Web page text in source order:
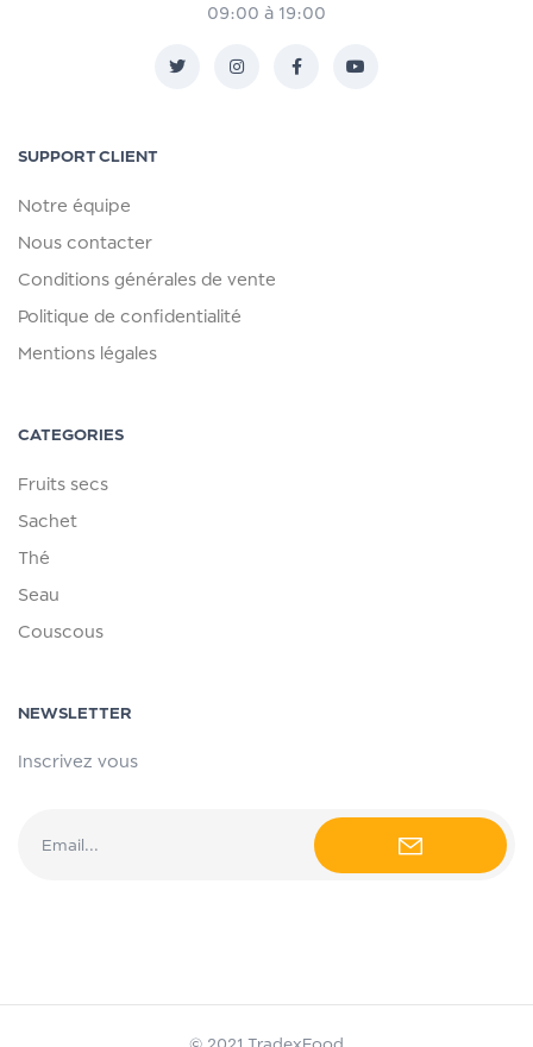
09:00 à 19:00
SUPPORT CLIENT
Notre équipe
Nous contacter
Conditions générales de vente
Politique de confidentialité
Mentions légales
CATEGORIES
Fruits secs
Sachet
Thé
Seau
Couscous
NEWSLETTER
Inscrivez vous